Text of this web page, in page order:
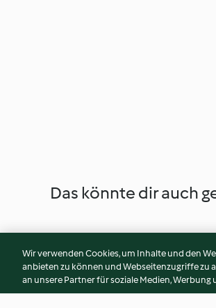
Das könnte dir auch
Wir verwenden Cookies, um Inhalte und den
anbieten zu können und Webseitenzugriffe zu
an unsere Partner für soziale Medien, Werbung